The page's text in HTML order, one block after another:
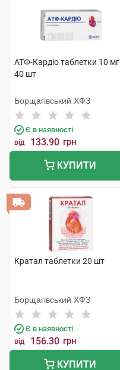
АТФ-Кардіо таблетки 10 мг
40 шт
Борщагівський ХФЗ
Є в наявності
від 133.90 грн
КУПИТИ
Кратал таблетки 20 шт
Борщагівський ХФЗ
Є в наявності
від 156.30 грн
КУПИТИ